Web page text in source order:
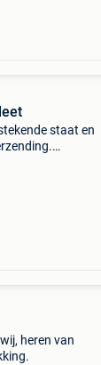
staat en
heren van